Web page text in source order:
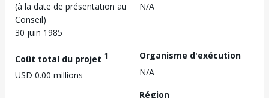
(à la date de présentation au
Conseil)
30 juin 1985
N/A
Coût total du projet 1
USD 0.00 millions
Organisme d'exécution
N/A
Région